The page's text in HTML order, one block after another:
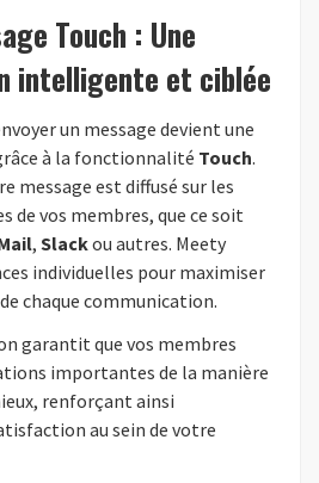
Touch : Une
intelligente et ciblée
un message devient une
à la fonctionnalité Touch.
message est diffusé sur les
de vos membres, que ce soit
, Slackou autres. Meety
individuelles pour maximiser
chaque communication.
garantit que vos membres
importantes de la manière
renforçant ainsi
au sein de votre